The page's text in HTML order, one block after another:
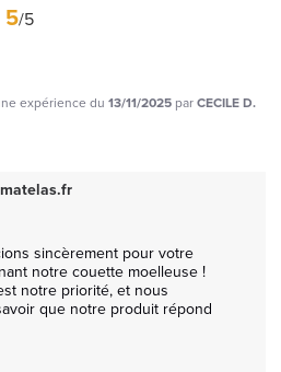
5/5
expérience du 13/11/2025 parCECILE D.
sincèrement pour votre
notre couette moelleuse !
notre priorité, et nous
que notre produit répond